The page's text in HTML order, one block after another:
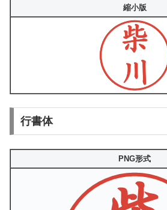
縮小版
行書体
PNG形式